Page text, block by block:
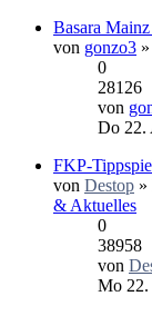
Basara
von gonzo3
0
28126
von
Do 22.
FKP-
von Destop »
& Aktuelles
0
38958
von
Mo 22.